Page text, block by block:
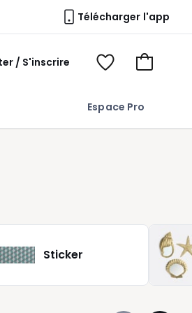
Télécharger l'app
Espace Pro
/ S'inscrire
Voir
Voir
Sticker